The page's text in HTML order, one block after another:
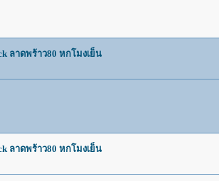
ลาดพร้าว80 หกโมงเย็น
ลาดพร้าว80 หกโมงเย็น